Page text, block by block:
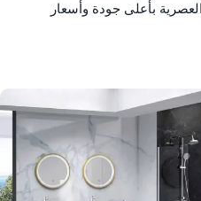
بأعلى جودة وأسعار